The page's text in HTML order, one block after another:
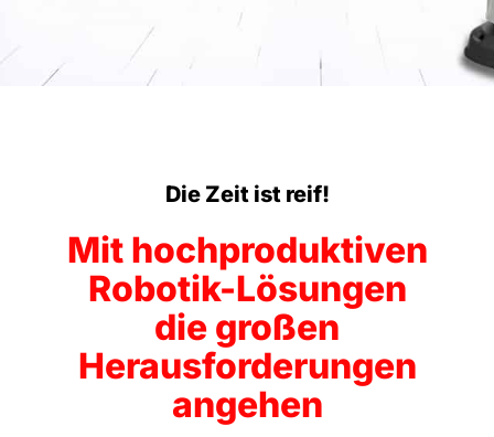
Die Zeit ist reif!
Mit hochproduktiven
Robotik-Lösungen
die großen
Herausforderungen
angehen